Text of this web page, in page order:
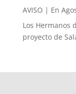
AVISO | En
Los Hermanos
proyecto de